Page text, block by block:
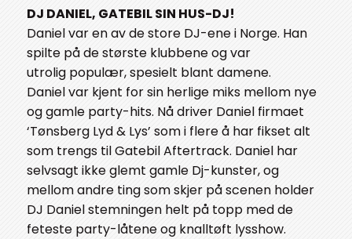
DJ DANIEL, GATEBIL SIN HUS-DJ!
Daniel var en av de store DJ-ene i Norge. Han
spilte på de største klubbene og var
utrolig populær, spesielt blant damene.
Daniel var kjent for sin herlige miks mellom nye
og gamle party-hits. Nå driver Daniel firmaet
‘Tønsberg Lyd & Lys’ som i flere å har fikset alt
som trengs til Gatebil Aftertrack. Daniel har
selvsagt ikke glemt gamle Dj-kunster, og
mellom andre ting som skjer på scenen holder
DJ Daniel stemningen helt på topp med de
feteste party-låtene og knalltøft lysshow.